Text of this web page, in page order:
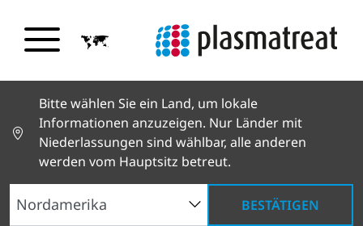
Bitte wählen Sie ein Land, um lokale
Informationen anzuzeigen. Nur Länder mit
Niederlassungen sind wählbar, alle anderen
werden vom Hauptsitz betreut.
BESTÄTIGEN